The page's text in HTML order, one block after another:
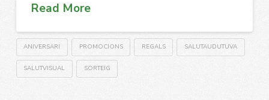
Read More
ANIVERSARI PROMOCIONS REGALS SALUTAUDUTUVA
SALUTVISUAL SORTEIG